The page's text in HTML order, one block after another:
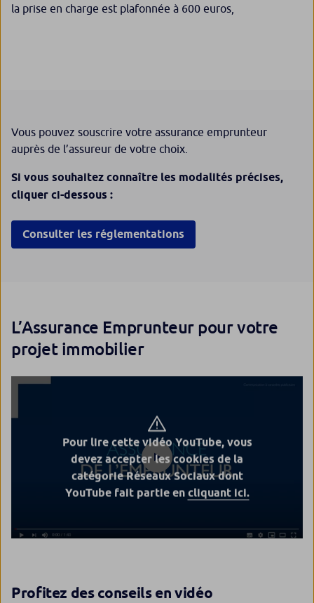
la prise en charge est plafonnée à 600 euros,
Vous pouvez souscrire votre assurance emprunteur
auprès de l’assureur de votre choix.
Si vous souhaitez connaître les modalités précises,
cliquer ci-dessous :
Consulter les réglementations
L’Assurance Emprunteur pour votre
projet immobilier
Pour lire cette vidéo YouTube, vous
devez accepter les cookies de la
catégorie Réseaux Sociaux dont
YouTube fait partie en cliquant ici.
Profitez des conseils en vidéo